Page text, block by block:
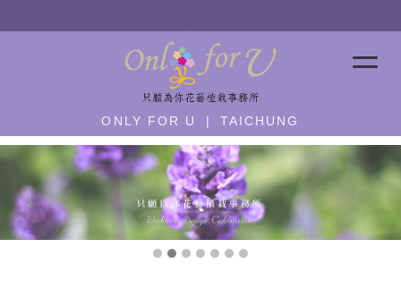
ONLY FOR U ❘ TAICHUNG
歡迎加 line ID:@only4u